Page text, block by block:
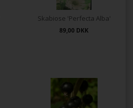
Skabiose 'Perfecta Alba'
89,00 DKK